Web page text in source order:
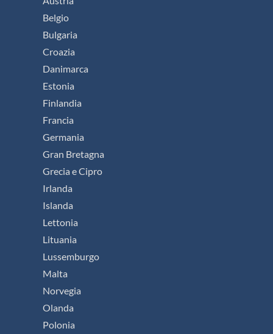
Belgio
Bulgaria
Croazia
Danimarca
Estonia
Finlandia
Francia
Germania
Gran Bretagna
Grecia e Cipro
Irlanda
Islanda
Lettonia
Lituania
Lussemburgo
Malta
Norvegia
Olanda
Polonia